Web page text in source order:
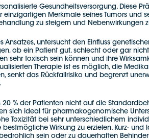
Gesundheitsversorgung. Diese
Merkmale seines Tumors und
zu steigern und Nebenwirkungen
Ansatzes, untersucht den Einfluss
ob ein Patient gut, schlecht oder gar
sehr toxisch sein können und ihre
Therapie ist es möglich, die
senkt das Rückfallrisiko und begrenzt
% der Patienten nicht auf die
sich ideal für pharmakogenomische
Toxizität bei sehr unterschiedlichem
Wirkung zu erzielen. Kurz- und
sein oder zu dauerhaften